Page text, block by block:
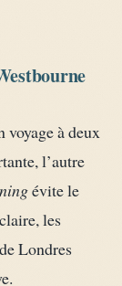
voyage à deux
l’autre
évite le
les
Londres